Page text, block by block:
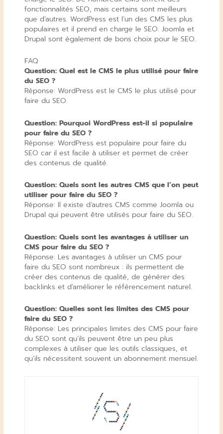
fonctionnalités SEO, mais certains sont meilleurs
que d’autres. WordPress est l’un des CMS les plus
populaires et il prend en charge le SEO. Joomla et
Drupal sont également de bons choix pour le SEO.
FAQ
Question: Quel est le CMS le plus utilisé pour faire
du SEO ?
Réponse: WordPress est le CMS le plus utilisé pour
faire du SEO.
Question: Pourquoi WordPress est-il si populaire
pour faire du SEO ?
Réponse: WordPress est populaire pour faire du
SEO car il est facile à utiliser et permet de créer
des contenus de qualité.
Question: Quels sont les autres CMS que l’on peut
utiliser pour faire du SEO ?
Réponse: Il existe d’autres CMS comme Joomla ou
Drupal qui peuvent être utilisés pour faire du SEO.
Question: Quels sont les avantages à utiliser un
CMS pour faire du SEO ?
Réponse: Les avantages à utiliser un CMS pour
faire du SEO sont nombreux : ils permettent de
créer des contenus de qualité, de générer des
backlinks et d’améliorer le référencement naturel.
Question: Quelles sont les limites des CMS pour
faire du SEO ?
Réponse: Les principales limites des CMS pour faire
du SEO sont qu’ils peuvent être un peu plus
complexes à utiliser que les outils classiques, et
qu’ils nécessitent souvent un abonnement mensuel.